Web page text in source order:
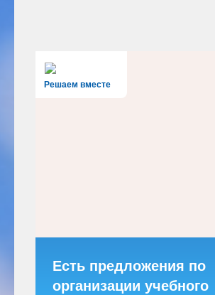
Решаем вместе
Есть предложения по
организации учебного